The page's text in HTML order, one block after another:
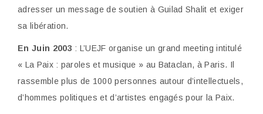
adresser un message de soutien à Guilad Shalit et exiger
sa libération.
En Juin 2003 : L’UEJF organise un grand meeting intitulé
« La Paix : paroles et musique » au Bataclan, à Paris. Il
rassemble plus de 1000 personnes autour d’intellectuels,
d’hommes politiques et d’artistes engagés pour la Paix.